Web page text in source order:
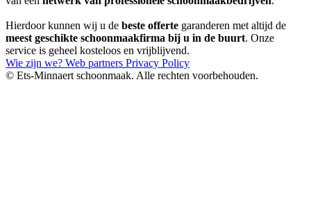
Hierdoor kunnen wij u de beste offerte garanderen met altijd de
meest geschikte schoonmaakfirma bij u in de buurt. Onze
service is geheel kosteloos en vrijblijvend.
Wie zijn we? Web partners Privacy Policy
© Ets-Minnaert schoonmaak. Alle rechten voorbehouden.